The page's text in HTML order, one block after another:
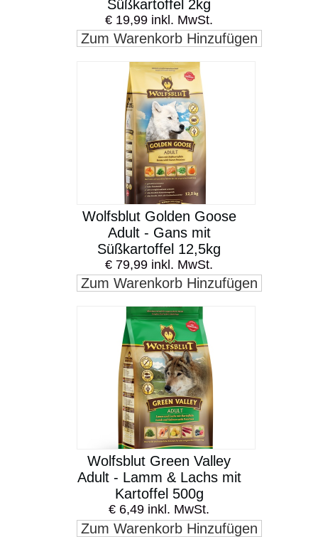
Süßkartoffel 2kg
€ 19,99 inkl. MwSt.
Zum Warenkorb Hinzufügen
Wolfsblut Golden Goose
Adult - Gans mit
Süßkartoffel 12,5kg
€ 79,99 inkl. MwSt.
Zum Warenkorb Hinzufügen
Wolfsblut Green Valley
Adult - Lamm & Lachs mit
Kartoffel 500g
€ 6,49 inkl. MwSt.
Zum Warenkorb Hinzufügen